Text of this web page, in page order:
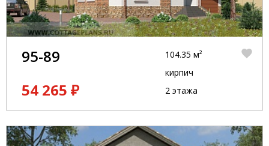
95-89
54 265 ₽
104.35 м²
кирпич
2 этажа